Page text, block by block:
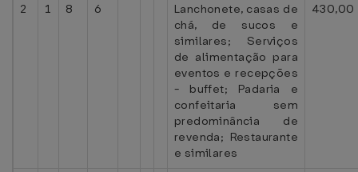
2 1 8 6
Lanchonete, casas de
chá, de sucos e
similares; Serviços
de alimentação para
eventos e recepções
- buffet; Padaria e
confeitaria sem
predominância de
revenda; Restaurante
e similares
430,00